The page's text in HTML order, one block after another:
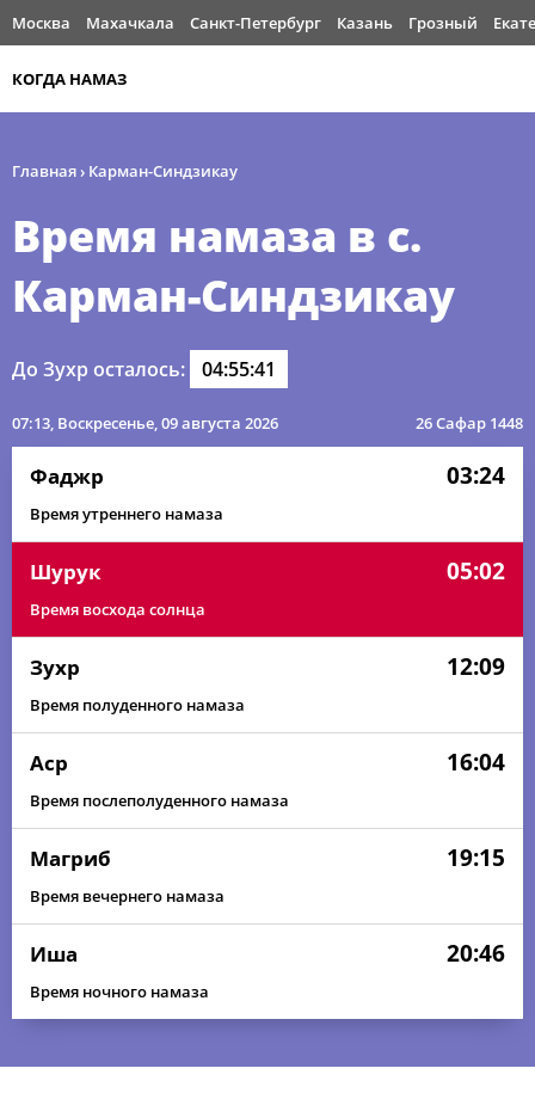
Москва Махачкала Санкт-Петербург Казань Грозный
КОГДА НАМАЗ
Главная› Карман-Синдзикау
Время намаза в с.
Карман-Синдзикау
До Зухр осталось: 04:55:41
07:13, Воскресенье, 09 августа 2026 26 Сафар 1448
Фаджр 03:24
Время утреннего намаза
Шурук 05:02
Время восхода солнца
Зухр 12:09
Время полуденного намаза
Аср 16:04
Время послеполуденного намаза
Магриб 19:15
Время вечернего намаза
Иша 20:46
Время ночного намаза